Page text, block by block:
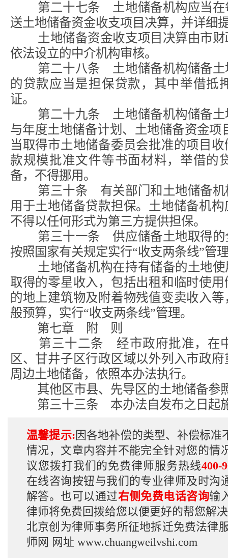
第二十七条 土地储备机构应当在
送土地储备资金收支项目决算，并详细
土地储备资金收支项目决算由市财
依法设立的中介机构审核。
第二十八条 土地储备机构储备土
的贷款应当是担保贷款，其中举借抵
证。
第二十九条 土地储备机构储备土
与年度土地储备计划、土地储备资金项
当取得市土地储备委员会批准的项目
款规模批准文件等书面材料，举借的
备，不得挪用。
第三十条 有关部门和土地储备机
用于土地储备贷款担保。土地储备机
不得以任何形式为第三方提供担保。
第三十一条 供应储备土地取得的
按照国家有关规定实行“收支两条线”管
土地储备机构在持有储备的土地使
取得的零星收入，包括出租和临时使
的地上建筑物及附着物残值变卖收入
般预算，实行“收支两条线”管理。
第七章 附 则
第三十二条 经市政府批准，在中
区、甘井子区行政区域以外列入市政
周边土地储备，依照本办法执行。
其他区市县、先导区的土地储备参
第三十三条 本办法自发布之日起
温馨提示:因各地补偿的类型、补偿标准
情况，文章内容并不能完全针对您的情
议您拨打我们的免费律师服务热线400-
在线咨询按钮与我们的专业律师及时沟
解答。也可以通过右侧免费电话咨询输
律师将免费回拨给您以便更好的帮您解
北京创为律师事务所征地拆迁免费法律
师网 网址 www.chuangweilvshi.com